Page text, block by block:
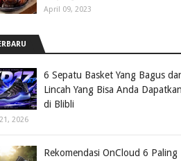
April 09, 2023
6 Sepatu Basket Yang Bagus
Lincah Yang Bisa Anda Dapatkan
di Blibli
2026
Rekomendasi OnCloud 6 Paling